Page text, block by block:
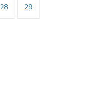
28 29